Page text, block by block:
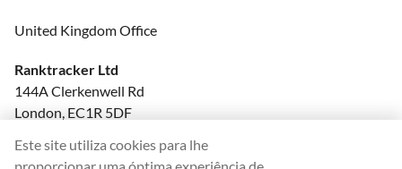
United Kingdom Office
Ranktracker Ltd
144A Clerkenwell Rd
London, EC1R 5DF
felix@ranktracker.com
Este site utiliza cookies para lhe